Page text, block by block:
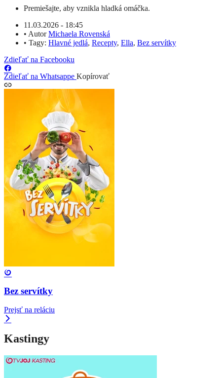
Premiešajte, aby vznikla hladká omáčka.
11.03.2026 - 18:45
• AutorMichaela Rovenská
• Tagy: Hlavné jedlá, Recepty, Ella, Bez servítky
Zdieľať na Facebooku
Zdieľať na Whatsappe Kopírovať
Bez servítky
Prejsť na reláciu
Kastingy